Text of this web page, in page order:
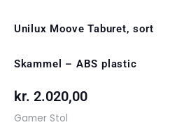
Unilux Moove Taburet, sort
Skammel – ABS plastic
kr. 2.020,00
Gamer Stol